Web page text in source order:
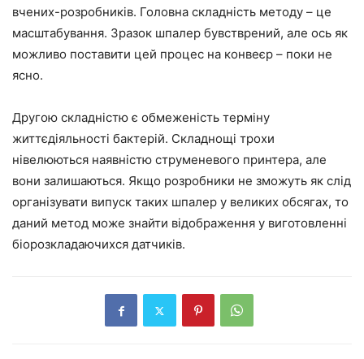
вчених-розробників. Головна складність методу – це
масштабування. Зразок шпалер бувстврений, але ось як
можливо поставити цей процес на конвеєр – поки не
ясно.
Другою складністю є обмеженість терміну
життєдіяльності бактерій. Складнощі трохи
нівелюються наявністю струменевого принтера, але
вони залишаються. Якщо розробники не зможуть як слід
організувати випуск таких шпалер у великих обсягах, то
даний метод може знайти відображення у виготовленні
біорозкладаючихся датчиків.